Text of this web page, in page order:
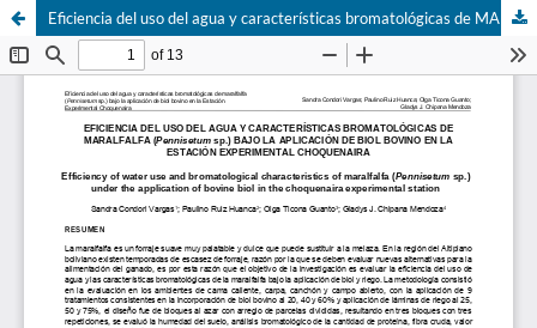
Eficiencia del uso del agua y características bromatológicas de MARALFALFA (Pennisetum sp.) bajo la aplicación de biol bovino en la Estación Experimental Choquenaira